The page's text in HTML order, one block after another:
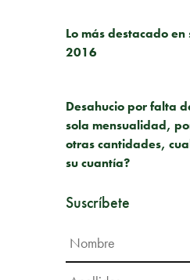
Lo más destacado
2016
Desahucio por falta
sola mensualidad,
otras cantidades,
su cuantía?
Suscríbete